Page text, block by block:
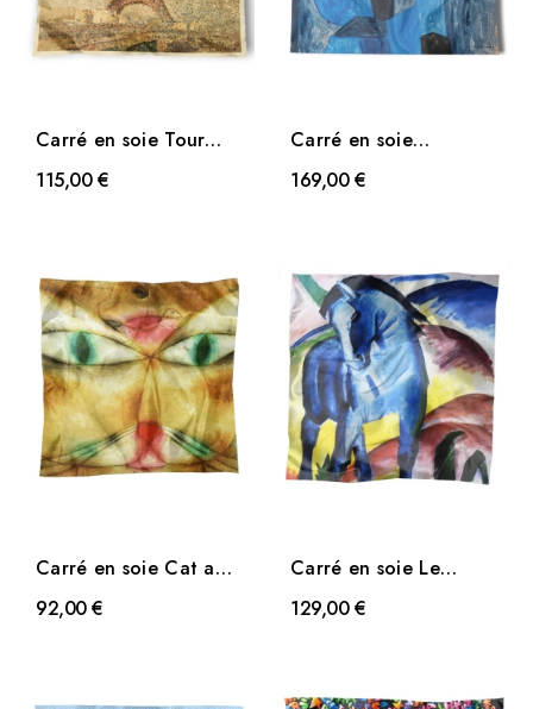
Carré en soie Tour
Eiffel de Seurat
115,00 €
Carré en soie
Composition pour
carnet...
169,00 €
Carré en soie Cat and
Bird de Klee
92,00 €
Carré en soie Le
Cheval Bleu de Franz
129,00 €